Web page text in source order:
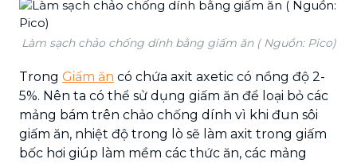
Làm sạch chảo chống dính bằng giấm ăn ( Nguồn: Pico)
Trong Giấm ăn có chứa axit axetic có nồng độ 2-
5%. Nên ta có thể sử dụng giấm ăn để loại bỏ các
mảng bám trên chảo chống dính vì khi đun sôi
giấm ăn, nhiệt độ trong lò sẽ làm axit trong giấm
bốc hơi giúp làm mềm các thức ăn, các mảng